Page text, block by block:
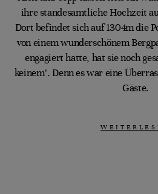
ihre standesamtliche Hochzeit
Dort befindet sich auf 1304m die
von einem wunderschönem
engagiert hatte, hat sie noch
keinem". Denn es war eine
Gäste.